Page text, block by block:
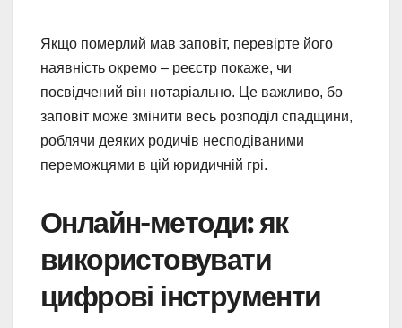
Якщо померлий мав заповіт, перевірте його
наявність окремо – реєстр покаже, чи
посвідчений він нотаріально. Це важливо, бо
заповіт може змінити весь розподіл спадщини,
роблячи деяких родичів несподіваними
переможцями в цій юридичній грі.
Онлайн-методи: як
використовувати
цифрові інструменти